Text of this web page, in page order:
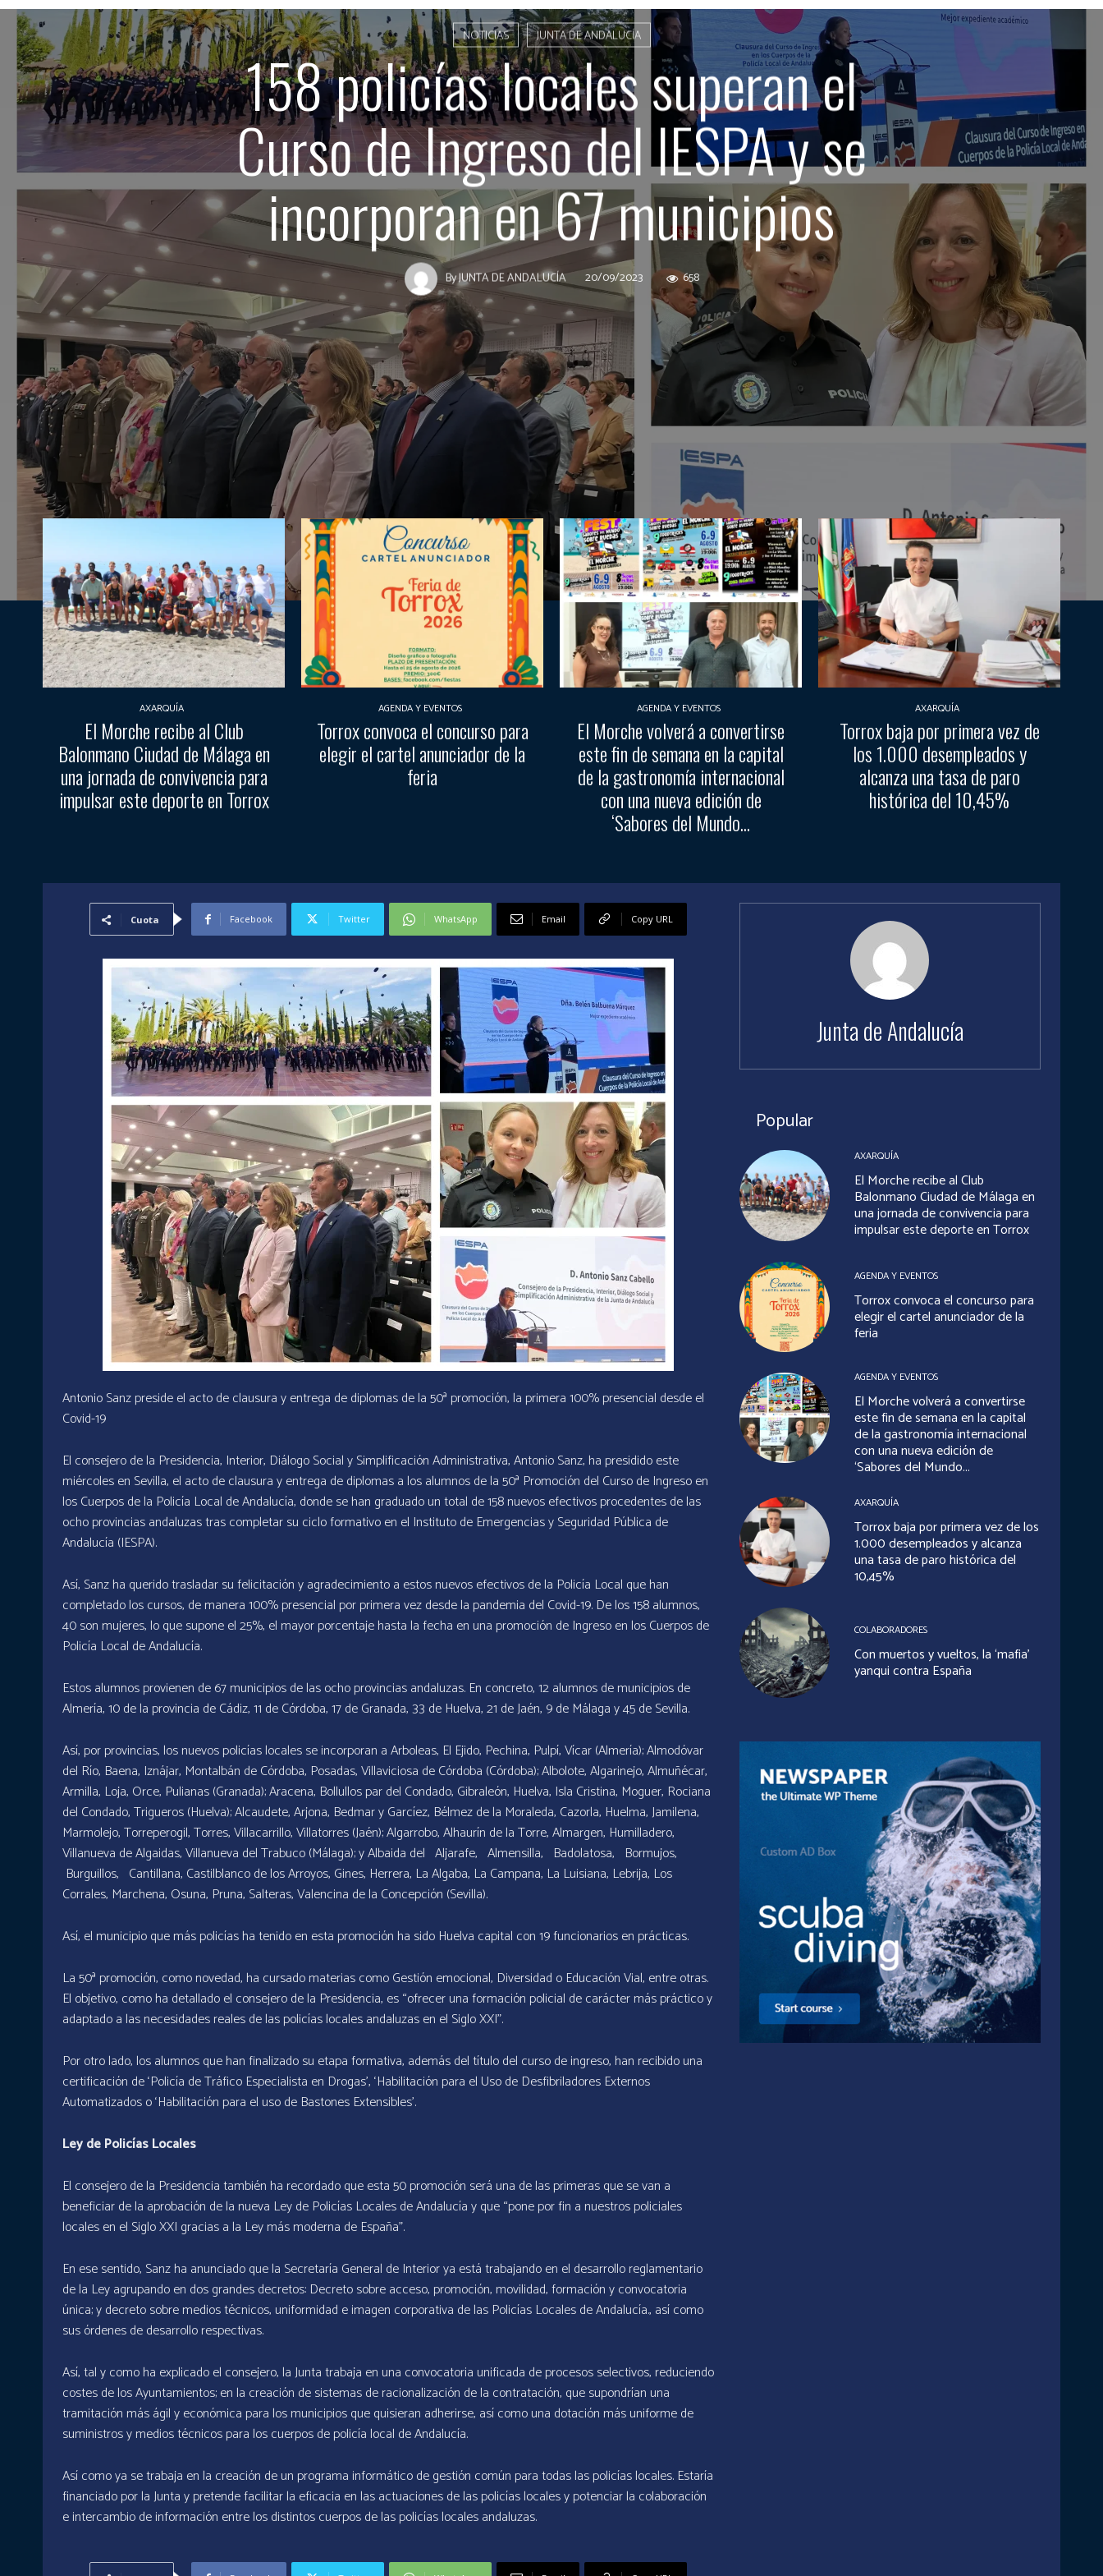
NOTICIAS JUNTA DE ANDALUCÍA
158 policías locales superan el
Curso de Ingreso del IESPA y se
incorporan en 67 municipios
ByJUNTA DE ANDALUCÍA 20/09/2023 658
AXARQUÍA
El Morche recibe al Club
Balonmano Ciudad de Málaga en
una jornada de convivencia para
impulsar este deporte en Torrox
AGENDA Y EVENTOS
Torrox convoca el concurso para
elegir el cartel anunciador de la
feria
AGENDA Y EVENTOS
El Morche volverá a convertirse
este fin de semana en la capital
de la gastronomía internacional
con una nueva edición de
‘Sabores del Mundo...
AXARQUÍA
Torrox baja por primera vez de
los 1.000 desempleados y
alcanza una tasa de paro
histórica del 10,45%
Cuota Facebook Twitter WhatsApp Email Copy URL
Antonio Sanz preside el acto de clausura y entrega de diplomas de la 50ª promoción, la primera 100% presencial desde el
Covid-19
El consejero de la Presidencia, Interior, Diálogo Social y Simplificación Administrativa, Antonio Sanz, ha presidido este
miércoles en Sevilla, el acto de clausura y entrega de diplomas a los alumnos de la 50ª Promoción del Curso de Ingreso en
los Cuerpos de la Policía Local de Andalucía, donde se han graduado un total de 158 nuevos efectivos procedentes de las
ocho provincias andaluzas tras completar su ciclo formativo en el Instituto de Emergencias y Seguridad Pública de
Andalucía (IESPA).
Así, Sanz ha querido trasladar su felicitación y agradecimiento a estos nuevos efectivos de la Policía Local que han
completado los cursos, de manera 100% presencial por primera vez desde la pandemia del Covid-19. De los 158 alumnos,
40 son mujeres, lo que supone el 25%, el mayor porcentaje hasta la fecha en una promoción de Ingreso en los Cuerpos de
Policía Local de Andalucía.
Estos alumnos provienen de 67 municipios de las ocho provincias andaluzas. En concreto, 12 alumnos de municipios de
Almería, 10 de la provincia de Cádiz, 11 de Córdoba, 17 de Granada, 33 de Huelva, 21 de Jaén, 9 de Málaga y 45 de Sevilla.
Así, por provincias, los nuevos policías locales se incorporan a Arboleas, El Ejido, Pechina, Pulpí, Vícar (Almería); Almodóvar
del Río, Baena, Iznájar, Montalbán de Córdoba, Posadas, Villaviciosa de Córdoba (Córdoba); Albolote, Algarinejo, Almuñécar,
Armilla, Loja, Orce, Pulianas (Granada); Aracena, Bollullos par del Condado, Gibraleón, Huelva, Isla Cristina, Moguer, Rociana
del Condado, Trigueros (Huelva); Alcaudete, Arjona, Bedmar y Garcíez, Bélmez de la Moraleda, Cazorla, Huelma, Jamilena,
Marmolejo, Torreperogil, Torres, Villacarrillo, Villatorres (Jaén); Algarrobo, Alhaurín de la Torre, Almargen, Humilladero,
Villanueva de Algaidas, Villanueva del Trabuco (Málaga); y Albaida del Aljarafe, Almensilla, Badolatosa, Bormujos,
Burguillos, Cantillana, Castilblanco de los Arroyos, Gines, Herrera, La Algaba, La Campana, La Luisiana, Lebrija, Los
Corrales, Marchena, Osuna, Pruna, Salteras, Valencina de la Concepción (Sevilla).
Así, el municipio que más policías ha tenido en esta promoción ha sido Huelva capital con 19 funcionarios en prácticas.
La 50ª promoción, como novedad, ha cursado materias como Gestión emocional, Diversidad o Educación Vial, entre otras.
El objetivo, como ha detallado el consejero de la Presidencia, es “ofrecer una formación policial de carácter más práctico y
adaptado a las necesidades reales de las policías locales andaluzas en el Siglo XXI”.
Por otro lado, los alumnos que han finalizado su etapa formativa, además del título del curso de ingreso, han recibido una
certificación de ‘Policía de Tráfico Especialista en Drogas’, ‘Habilitación para el Uso de Desfibriladores Externos
Automatizados o ‘Habilitación para el uso de Bastones Extensibles’.
Ley de Policías Locales
El consejero de la Presidencia también ha recordado que esta 50 promoción será una de las primeras que se van a
beneficiar de la aprobación de la nueva Ley de Policías Locales de Andalucía y que “pone por fin a nuestros policiales
locales en el Siglo XXI gracias a la Ley más moderna de España”.
En ese sentido, Sanz ha anunciado que la Secretaría General de Interior ya está trabajando en el desarrollo reglamentario
de la Ley agrupando en dos grandes decretos: Decreto sobre acceso, promoción, movilidad, formación y convocatoria
única; y decreto sobre medios técnicos, uniformidad e imagen corporativa de las Policías Locales de Andalucía., así como
sus órdenes de desarrollo respectivas.
Así, tal y como ha explicado el consejero, la Junta trabaja en una convocatoria unificada de procesos selectivos, reduciendo
costes de los Ayuntamientos; en la creación de sistemas de racionalización de la contratación, que supondrían una
tramitación más ágil y económica para los municipios que quisieran adherirse, así como una dotación más uniforme de
suministros y medios técnicos para los cuerpos de policía local de Andalucía.
Así como ya se trabaja en la creación de un programa informático de gestión común para todas las policías locales. Estaría
financiado por la Junta y pretende facilitar la eficacia en las actuaciones de las policías locales y potenciar la colaboración
e intercambio de información entre los distintos cuerpos de las policías locales andaluzas.
Junta de Andalucía
Popular
AXARQUÍA
El Morche recibe al Club
Balonmano Ciudad de Málaga en
una jornada de convivencia para
impulsar este deporte en Torrox
AGENDA Y EVENTOS
Torrox convoca el concurso para
elegir el cartel anunciador de la
feria
AGENDA Y EVENTOS
El Morche volverá a convertirse
este fin de semana en la capital
de la gastronomía internacional
con una nueva edición de
‘Sabores del Mundo...
AXARQUÍA
Torrox baja por primera vez de los
1.000 desempleados y alcanza
una tasa de paro histórica del
10,45%
COLABORADORES
Con muertos y vueltos, la ‘mafia’
yanqui contra España